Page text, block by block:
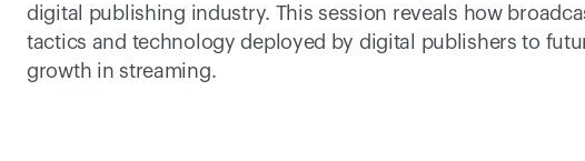
digital publishing industry. This session reveals how
tactics and technology deployed by digital publishers to
growth in streaming.